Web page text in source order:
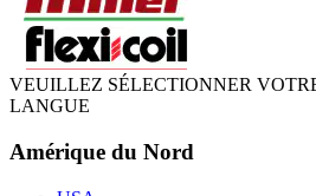
VEUILLEZ SÉLECTIONNER
LANGUE
Amérique du Nord